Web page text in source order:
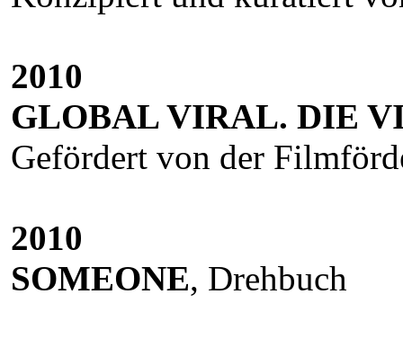
2010
GLOBAL VIRAL. DIE
Gefördert von der
2010
SOMEONE, Drehbuch